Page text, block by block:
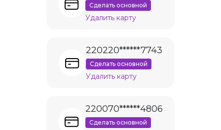
Сделать основной
Удалить карту
220220******7743
Сделать основной
Удалить карту
220070******4806
Сделать основной